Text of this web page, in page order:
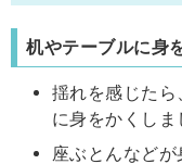
机やテーブルに身
揺れを感じた
に身をかくしま
座ぶとんなど